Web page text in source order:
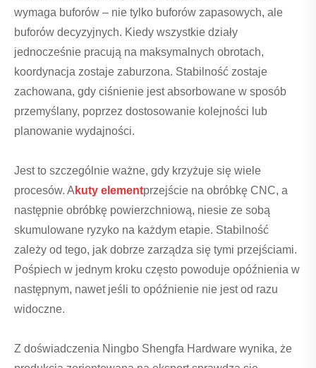
wymaga buforów – nie tylko buforów zapasowych, ale
buforów decyzyjnych. Kiedy wszystkie działy
jednocześnie pracują na maksymalnych obrotach,
koordynacja zostaje zaburzona. Stabilność zostaje
zachowana, gdy ciśnienie jest absorbowane w sposób
przemyślany, poprzez dostosowanie kolejności lub
planowanie wydajności.
Jest to szczególnie ważne, gdy krzyżuje się wiele
procesów. A kuty elementprzejście na obróbkę CNC, a
następnie obróbkę powierzchniową, niesie ze sobą
skumulowane ryzyko na każdym etapie. Stabilność
zależy od tego, jak dobrze zarządza się tymi przejściami.
Pośpiech w jednym kroku często powoduje opóźnienia w
następnym, nawet jeśli to opóźnienie nie jest od razu
widoczne.
Z doświadczenia Ningbo Shengfa Hardware wynika, że ​​